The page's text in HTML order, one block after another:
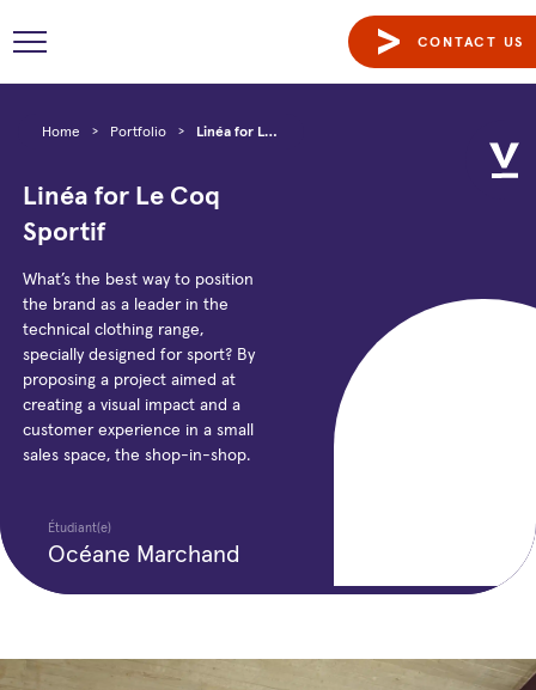
CONTACT US
Home > Portfolio > Linéa for Le Coq Sportif
Linéa for Le Coq
Sportif
What’s the best way to position
the brand as a leader in the
technical clothing range,
specially designed for sport? By
proposing a project aimed at
creating a visual impact and a
customer experience in a small
sales space, the shop-in-shop.
Étudiant(e)
Océane Marchand